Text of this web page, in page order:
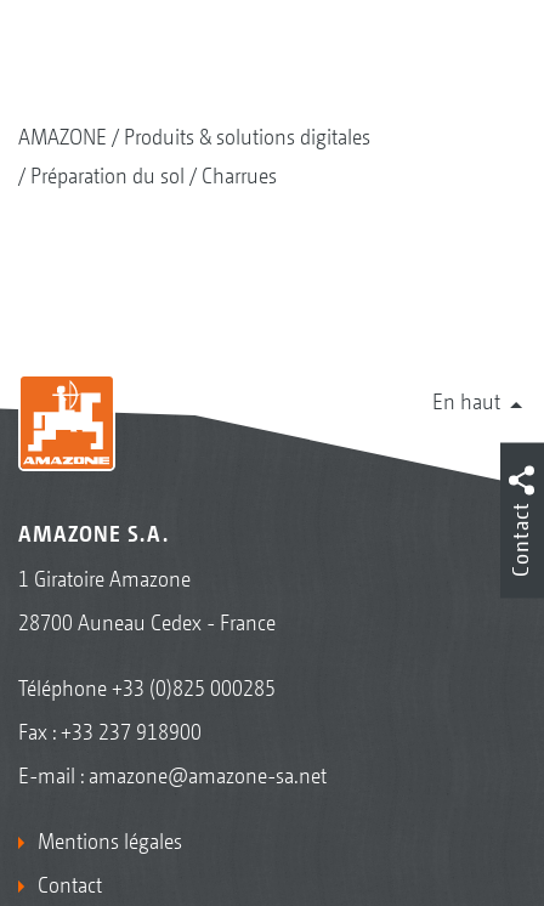
AMAZONE
Produits & solutions digitales
Préparation du sol
Charrues
En haut
AMAZONE S.A.
1 Giratoire Amazone
28700 Auneau Cedex - France
Téléphone+33 (0)825 000285
Fax : +33 237 918900
E-mail : amazone@amazone-sa.net
Mentions légales
Contact
Contact